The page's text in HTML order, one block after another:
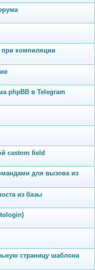
при компиляции
phpBB в Telegram
castom field
для вызова из
из базы
страницу шаблона